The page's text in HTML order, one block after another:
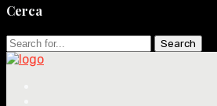
Cerca
Search
for: